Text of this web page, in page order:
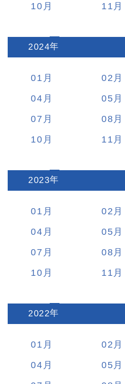
10
11
2024:
01 02
04
05
07
08
10
11
2023:
01 02
04
05
07
08
10
11
2022:
01 02
04
05